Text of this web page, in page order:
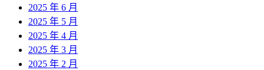
2025 年 6 月
2025 年 5 月
2025 年 4 月
2025 年 3 月
2025 年 2 月